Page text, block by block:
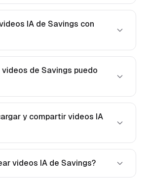
IA de Savings con
de Savings puedo
y compartir videos IA
videos IA de Savings?